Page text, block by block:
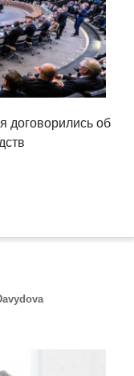
договорились об